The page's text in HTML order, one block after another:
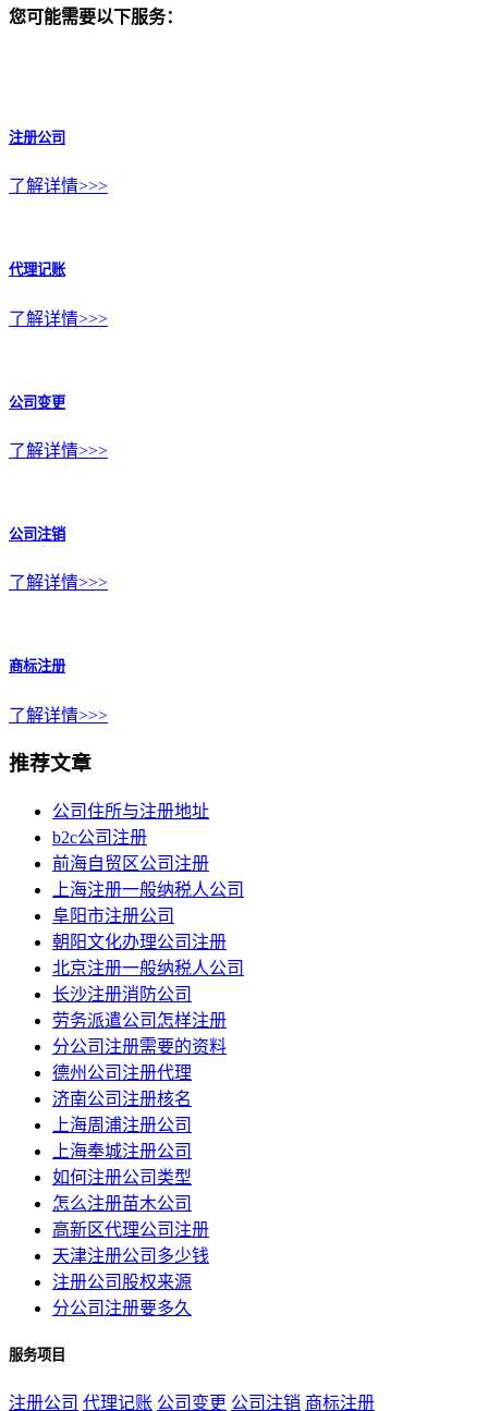
您可能需要以下服务：
注册公司
了解详情>>>
代理记账
了解详情>>>
公司变更
了解详情>>>
公司注销
了解详情>>>
商标注册
了解详情>>>
推荐文章
公司住所与注册地址
b2c公司注册
前海自贸区公司注册
上海注册一般纳税人公司
阜阳市注册公司
朝阳文化办理公司注册
北京注册一般纳税人公司
长沙注册消防公司
劳务派遣公司怎样注册
分公司注册需要的资料
德州公司注册代理
济南公司注册核名
上海周浦注册公司
上海奉城注册公司
如何注册公司类型
怎么注册苗木公司
高新区代理公司注册
天津注册公司多少钱
注册公司股权来源
分公司注册要多久
服务项目
注册公司 代理记账 公司变更 公司注销 商标注册